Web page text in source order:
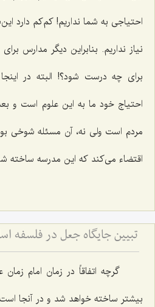
احتیاجی به شما نداریم! کم‌کم دارد
نیاز نداریم. بنابراین دیگر مدارس
برای چه درست شود؟! البته در
احتیاج خود ما به این علوم است و
مردم است ولی نه، آن مسئله شوخی
اقتضاء می‌کند که این مدرسه ساخته
گرچه اتفاقاً در زمان امام
بیشتر ساخته خواهد شد و در آنجا